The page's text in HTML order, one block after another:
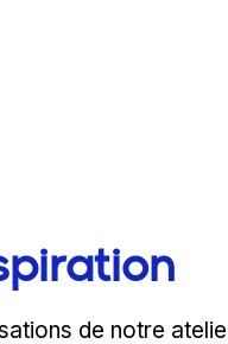
de notre